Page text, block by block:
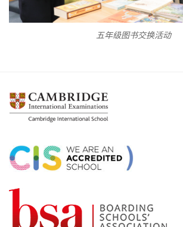
五年级图书交换活动